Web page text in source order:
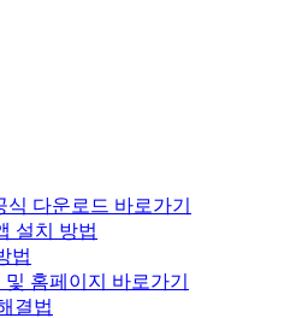
다운로드 바로가기
설치 방법
법
홈페이지 바로가기
결법